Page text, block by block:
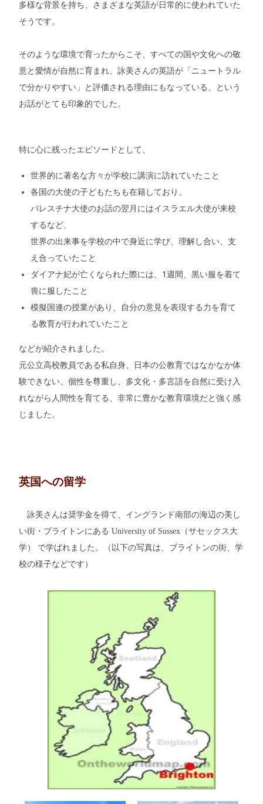
多様な背景を持ち、さまざまな英語が日常的に使われていた
そうです。
そのような環境で育ったからこそ、すべての国や文化への敬
意と愛情が自然に育まれ、詠美さんの英語が「ニュートラル
で分かりやすい」と評価される理由にもなっている、という
お話がとても印象的でした。
特に心に残ったエピソードとして、
世界的に著名な方々が学校に講演に訪れていたこと
各国の大使の子どもたちも在籍しており、
パレスチナ大使のお話の翌月にはイスラエル大使が来校
するなど、
世界の出来事を学校の中で身近に学び、理解し合い、支
え合っていたこと
ダイアナ妃が亡くなられた際には、1週間、黒い服を着て
喪に服したこと
模擬国連の授業があり、自分の意見を表現する力を育て
る教育が行われていたこと
などが紹介されました。
元公立高校教員である私自身、日本の公教育ではなかなか体
験できない、個性を尊重し、多文化・多言語を自然に受け入
れながら人間性を育てる、非常に豊かな教育環境だと強く感
じました。
英国への留学
詠美さんは奨学金を得て、イングランド南部の海辺の美し
い街・ブライトンにある University of Sussex（サセックス大
学） で学ばれました。（以下の写真は、ブライトンの街、学
校の様子などです）